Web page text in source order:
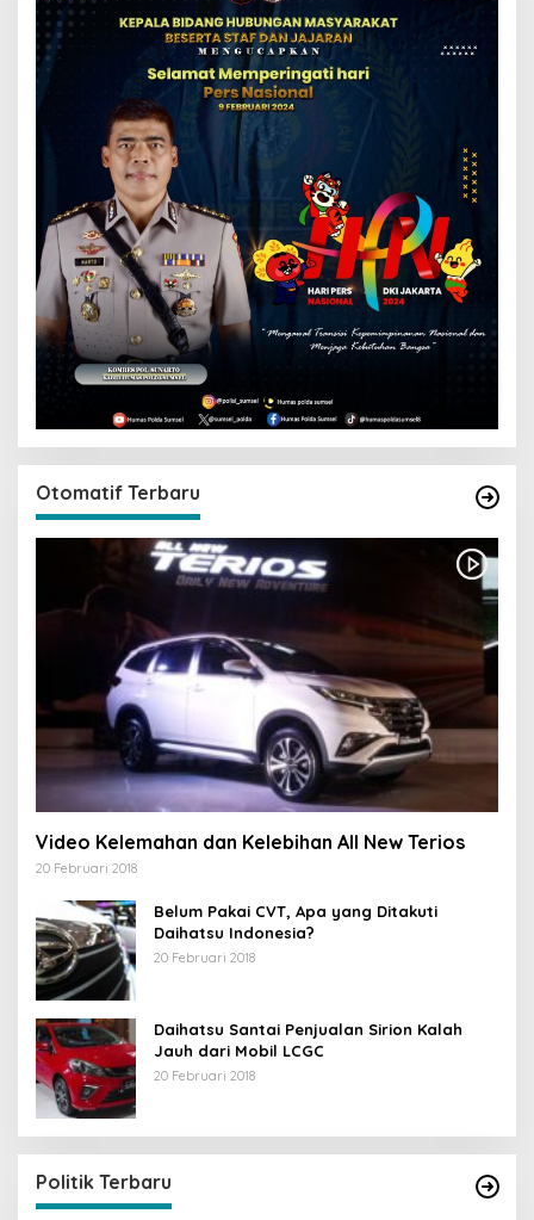
Otomatif Terbaru
Video Kelemahan dan Kelebihan All New Terios
20 Februari 2018
Belum Pakai CVT, Apa yang Ditakuti
Daihatsu Indonesia?
20 Februari 2018
Daihatsu Santai Penjualan Sirion Kalah
Jauh dari Mobil LCGC
20 Februari 2018
Politik Terbaru